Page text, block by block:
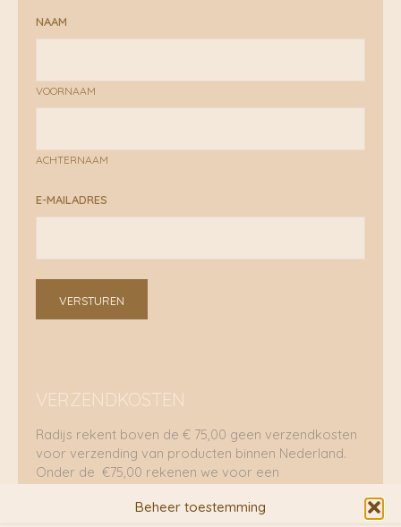
Beheer toestemming
NAAM
VOORNAAM
ACHTERNAAM
E-MAILADRES
VERSTUREN
VERZENDKOSTEN
Radijs rekent boven de € 75,00 geen verzendkosten
voor verzending van producten binnen Nederland.
Onder de €75,00 rekenen we voor een